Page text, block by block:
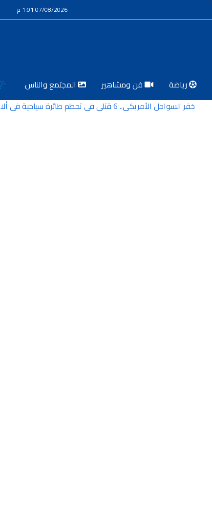
07/08/2026 1:01 م
رياضة فن ومشاهير
المجتمع والناس
خفر السواحل الأمريكي.. 6 قتلى في تحطم طائرة سياحية في ألاسكا